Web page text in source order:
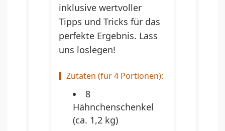
inklusive wertvoller
Tipps und Tricks für das
perfekte Ergebnis. Lass
uns loslegen!
Zutaten (für 4 Portionen):
8
Hähnchenschenkel
(ca. 1,2 kg)